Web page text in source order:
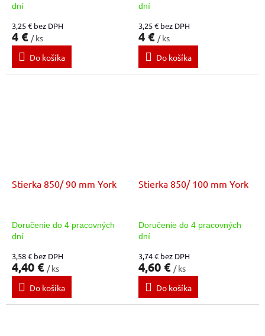
dní
3,25 € bez DPH
4 € / ks
Do košíka
dní
3,25 € bez DPH
4 € / ks
Do košíka
Stierka 850/ 90 mm York
Doručenie do 4 pracovných
dní
3,58 € bez DPH
4,40 € / ks
Do košíka
Stierka 850/ 100 mm York
Doručenie do 4 pracovných
dní
3,74 € bez DPH
4,60 € / ks
Do košíka